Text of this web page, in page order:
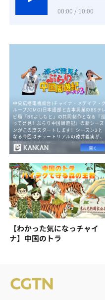
00:00 / 10:00
【わかった気になっチャイ
ナ】中国のトラ